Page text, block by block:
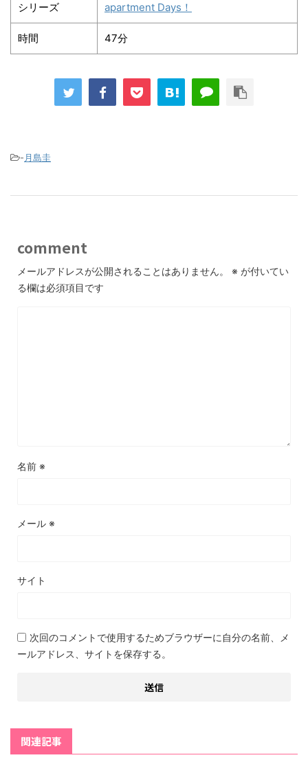
シリーズ apartment Days！
時間 47分
- 月島圭
comment
メールアドレスが公開されることはありません。 ※ が付いてい
る欄は必須項目です
名前 ※
メール ※
サイト
次回のコメントで使用するためブラウザーに自分の名前、メ
ールアドレス、サイトを保存する。
関連記事